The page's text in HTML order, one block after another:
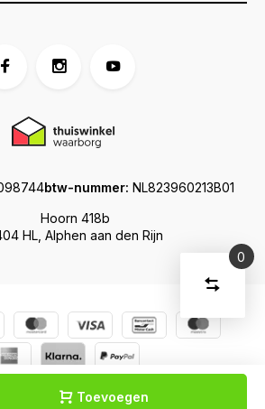
Toevoegen
Hoorn 418b
HL, Alphen aan den Rijn
btw-nummer: NL823960213B01
0
Vergelijk
Verwijder
alle
U
heeft
Start